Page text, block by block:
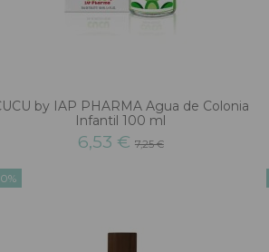
by IAP PHARMA Agua de Colonia
Infantil 100 ml
6,53 € 7,25 €